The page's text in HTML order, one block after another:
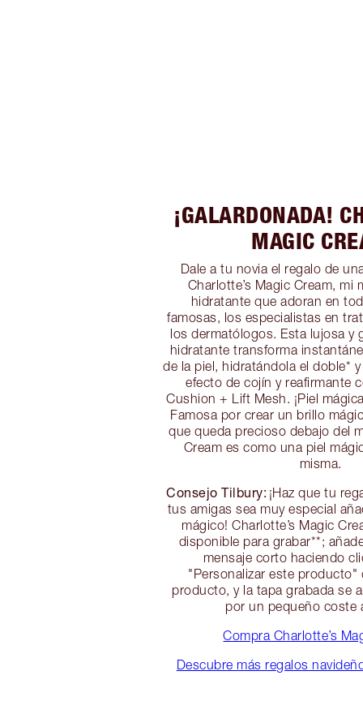
¡GALARDONADA!
MAGIC
Dale a tu novia el regalo de
Charlotte’s Magic Cream, mi
hidratante que adoran en
famosas, los especialistas en
los dermatólogos. Esta lujosa y
hidratante transforma
de la piel, hidratándola el doble*
efecto de cojín y reafirmante
Cushion + Lift Mesh. ¡Piel
Famosa por crear un brillo
que queda precioso debajo del
Cream es como una piel
misma.
Consejo Tilbury: ¡Haz que tu
tus amigas sea muy especial
mágico! Charlotte’s Magic
disponible para grabar**;
mensaje corto haciendo
"Personalizar este producto"
producto, y la tapa grabada se
por un pequeño coste
Compra Charlotte’s
Descubre más regalos